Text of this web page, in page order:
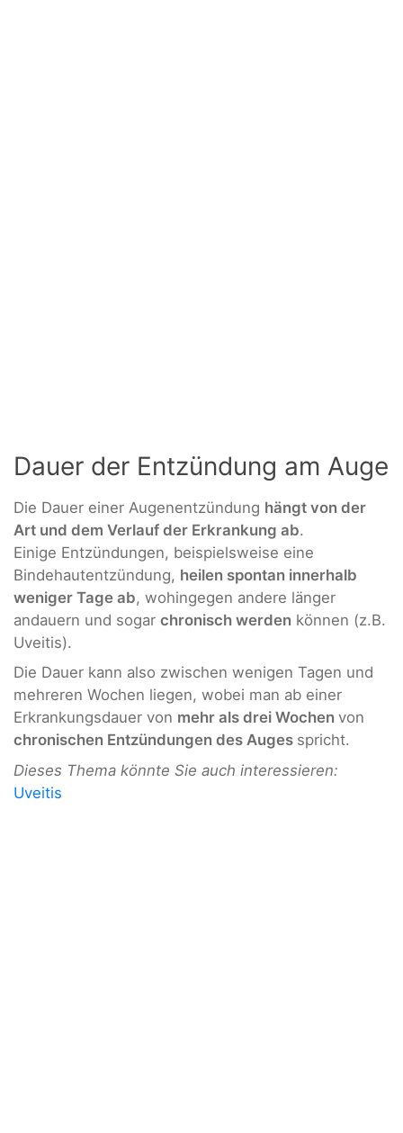
Dauer der Entzündung am Auge
Die Dauer einer Augenentzündung hängt von der
Art und dem Verlauf der Erkrankung ab.
Einige Entzündungen, beispielsweise eine
Bindehautentzündung, heilen spontan innerhalb
weniger Tage ab, wohingegen andere länger
andauern und sogar chronisch werden können (z.B.
Uveitis).
Die Dauer kann also zwischen wenigen Tagen und
mehreren Wochen liegen, wobei man ab einer
Erkrankungsdauer von mehr als drei Wochen von
chronischen Entzündungen des Auges spricht.
Dieses Thema könnte Sie auch interessieren:
Uveitis